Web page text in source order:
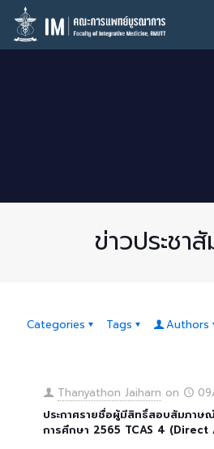
ข่าวประชา
Categories Tags Authors
Thanyathon Jaiharn on
ประกาศรายชื่อผู้มีสิทธิ์สอบสัมภา
การศึกษา 2565 TCAS 4